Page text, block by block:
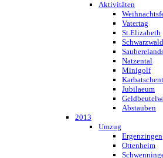
Aktivitäten
Vatertag
St.Elizabeth
Natzental
Minigolf
Jubilaeum
Abstauben
2013
Umzug
Ergenzingen
Ottenheim